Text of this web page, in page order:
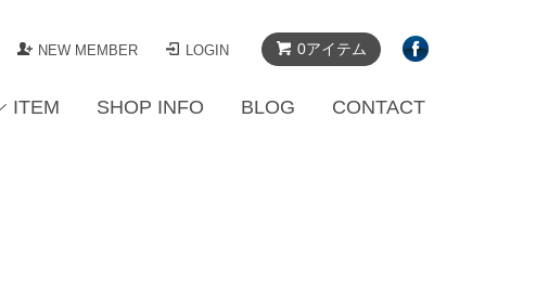
0アイテム
NEW MEMBER LOGIN
ITEM SHOP INFO BLOG CONTACT